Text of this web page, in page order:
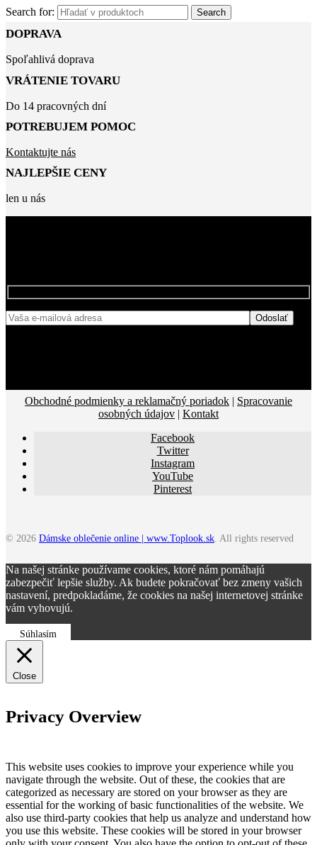
Search for: Search
DOPRAVA
Spoľahlivá doprava
VRÁTENIE TOVARU
Do 14 pracovných dní
POTREBUJEM POMOC
Kontaktujte nás
NAJLEPŠIE CENY
len u nás
Obchodné podmienky a reklamačný poriadok | Spracovanie
osobných údajov | Kontakt
Facebook
Twitter
Instagram
YouTube
Pinterest
© 2026 Dámske oblečenie online | www.Toplook.sk . All rights reserved
Na našej stránke používame cookies, ktoré nám pomáhajú
zabezpečiť lepšie služby. Ak budete pokračovať bez zmeny vašich
nastavení, predpokladáme, že cookies na našej internetovej stránke
vám vyhovujú.
Súhlasím
Close
Privacy Overview
This website uses cookies to improve your experience while you
navigate through the website. Out of these, the cookies that are
categorized as necessary are stored on your browser as they are
essential for the working of basic functionalities of the website. We
also use third-party cookies that help us analyze and understand how
you use this website. These cookies will be stored in your browser